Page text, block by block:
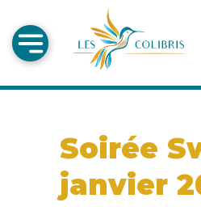
Soirée
janvier